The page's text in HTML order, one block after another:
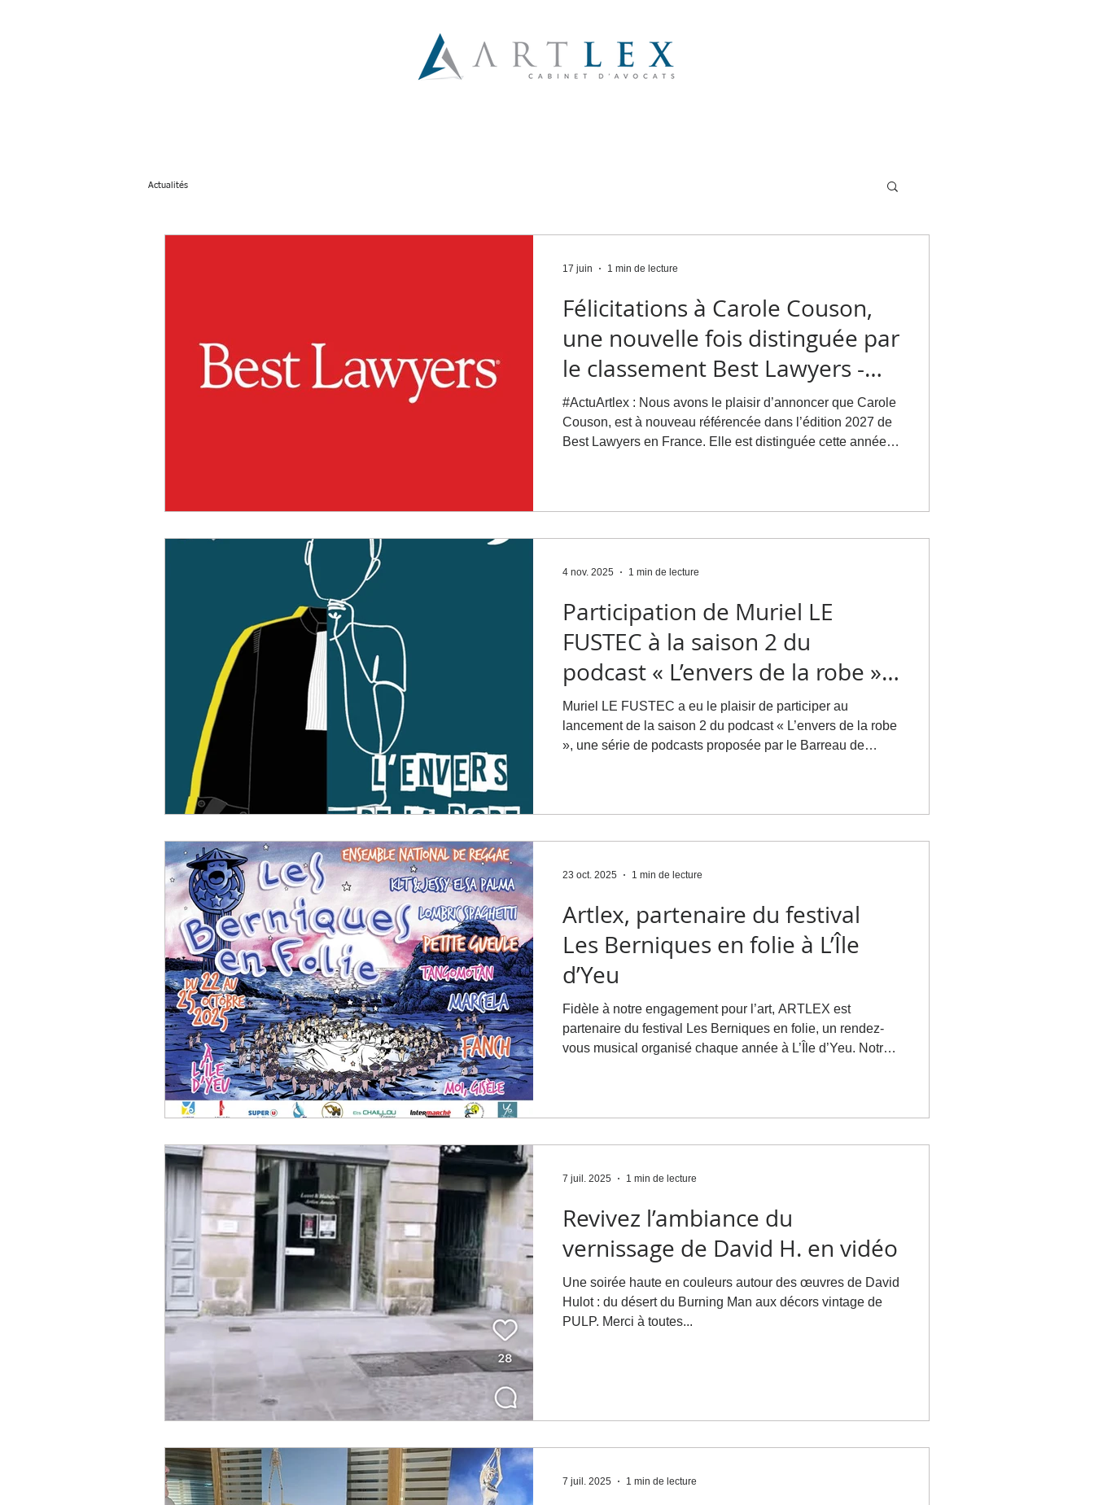
Actualités
Félicitations à Carole Couson,
une nouvelle fois distinguée par
le classement Best Lawyers -
Edition 2027
#ActuArtlex : Nous avons le plaisir d’annoncer que Carole
Couson, est à nouveau référencée dans l’édition 2027 de
Best Lawyers en France. Elle est distinguée cette année
son engagement au quotidien. 🔗 Découvrez les résultats
17 juin 1 min de lecture
Participation de Muriel LE
FUSTEC à la saison 2 du
podcast « L’envers de la robe »
proposée par le Barreau de
Nantes
Muriel LE FUSTEC a eu le plaisir de participer au
lancement de la saison 2 du podcast « L’envers de la robe
», une série de podcasts proposée par le Barreau de
débuts dans un grand cabinet international à la création
4 nov. 2025 1 min de lecture
Artlex, partenaire du festival
Les Berniques en folie à L’Île
d’Yeu
Fidèle à notre engagement pour l’art, ARTLEX est
partenaire du festival Les Berniques en folie, un rendez-
vous musical organisé chaque année à L’Île d’Yeu. Notre
https://lesberniquesenfolie.fr/programmation-2025/ #Artlex
23 oct. 2025 1 min de lecture
Revivez l’ambiance du
vernissage de David H. en vidéo
Une soirée haute en couleurs autour des œuvres de David
Hulot : du désert du Burning Man aux décors vintage de
PULP. Merci à toutes...
7 juil. 2025 1 min de lecture
7 juil. 2025 1 min de lecture